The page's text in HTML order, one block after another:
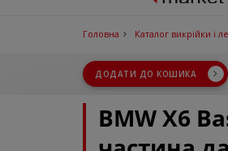
Головна Каталог викрійки і
ДОДАТИ ДО КОШИКА
BMW X6